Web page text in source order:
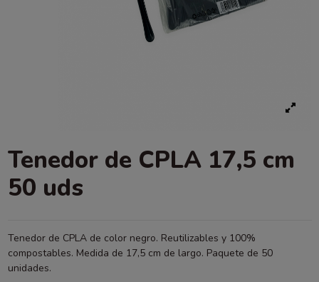
Tenedor de CPLA 17,5 cm
50 uds
Tenedor de CPLA de color negro. Reutilizables y 100%
compostables. Medida de 17,5 cm de largo. Paquete de 50
unidades.